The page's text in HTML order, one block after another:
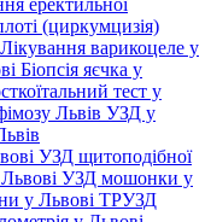
еректильної
(циркумцизія)
Лікування варикоцеле у
Біопсія яєчка у
тест у
Львів УЗД у
УЗД щитоподібної
УЗД мошонки у
у Львові ТРУЗД